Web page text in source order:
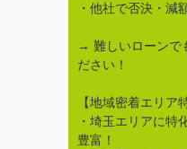
・他社で否決・減
→ 難しいローンで
ださい！
【地域密着エリア
・埼玉エリアに特
豊富！